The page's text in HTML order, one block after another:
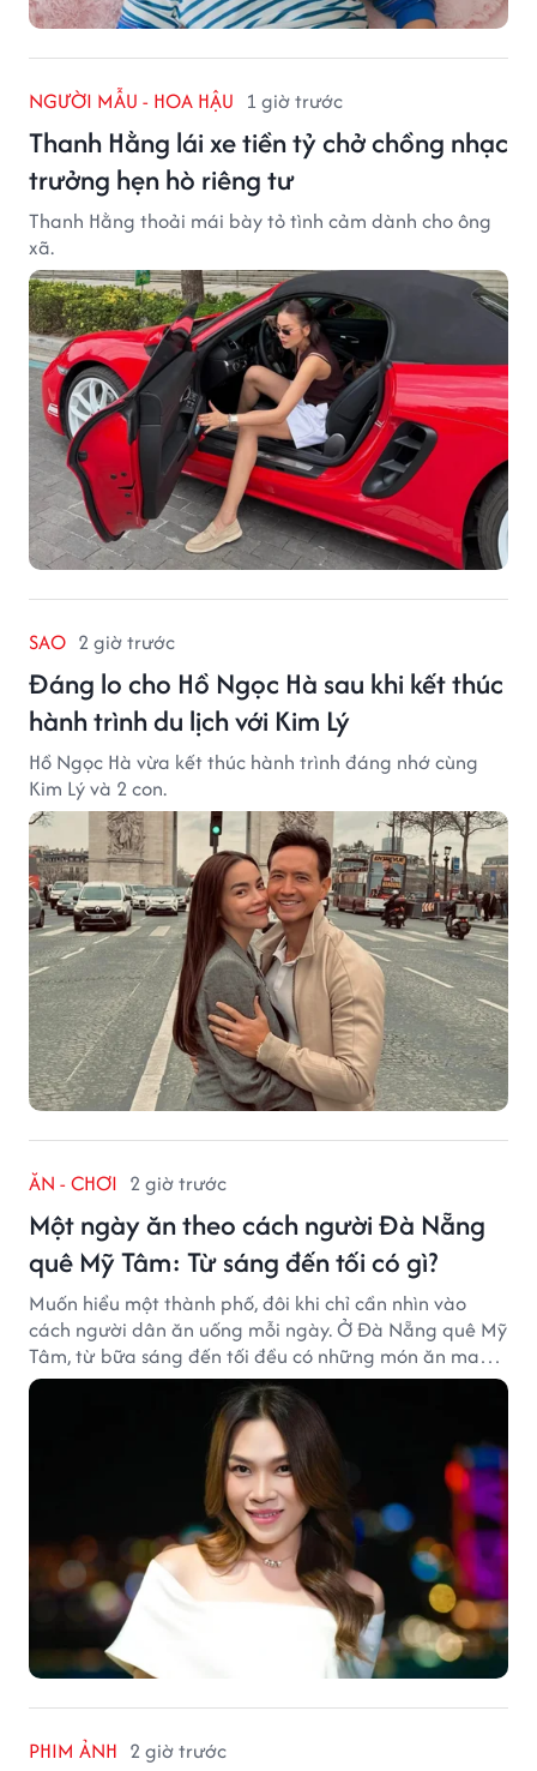
NGƯỜI MẪU - HOA HẬU 1 giờ trước
Thanh Hằng lái xe tiền tỷ chở chồng nhạc
trưởng hẹn hò riêng tư
Thanh Hằng thoải mái bày tỏ tình cảm dành cho ông
xã.
SAO 2 giờ trước
Đáng lo cho Hồ Ngọc Hà sau khi kết thúc
hành trình du lịch với Kim Lý
Hồ Ngọc Hà vừa kết thúc hành trình đáng nhớ cùng
Kim Lý và 2 con.
ĂN - CHƠI 2 giờ trước
Một ngày ăn theo cách người Đà Nẵng
quê Mỹ Tâm: Từ sáng đến tối có gì?
Muốn hiểu một thành phố, đôi khi chỉ cần nhìn vào
cách người dân ăn uống mỗi ngày. Ở Đà Nẵng quê Mỹ
Tâm, từ bữa sáng đến tối đều có những món ăn mang
đậm dấu ấn miền Trung.
PHIM ẢNH 2 giờ trước